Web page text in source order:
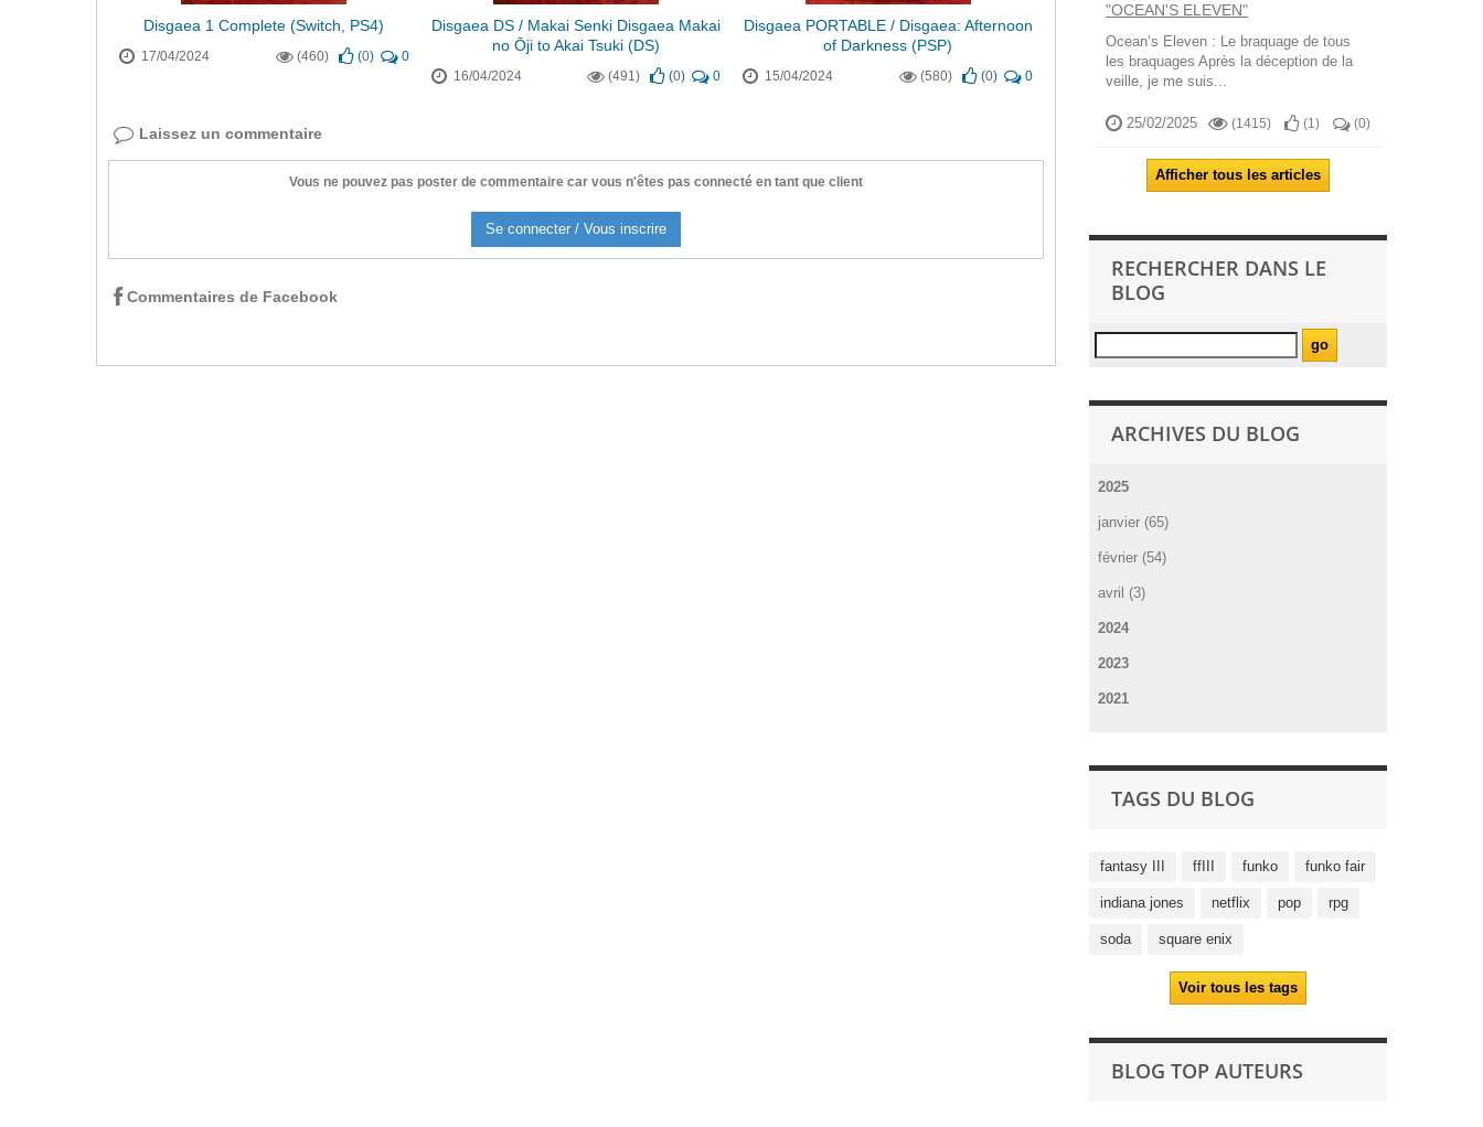
Disgaea 1 Complete (Switch, PS4)
17/04/2024 (460) (0) 0
Disgaea DS / Makai Senki Disgaea Makai
no Ōji to Akai Tsuki (DS)
16/04/2024 (491) (0) 0
Disgaea PORTABLE / Disgaea: Afternoon
of Darkness (PSP)
15/04/2024 (580) (0) 0
Laissez un commentaire
Vous ne pouvez pas poster de commentaire car vous n'êtes pas connecté en tant que client
Se connecter / Vous inscrire
Commentaires de Facebook
"OCEAN'S ELEVEN"
Ocean’s Eleven : Le braquage de tous
les braquages Après la déception de la
veille, je me suis...
25/02/2025 (1415) (1) (0)
Afficher tous les articles
RECHERCHER DANS LE
BLOG
ARCHIVES DU BLOG
2025
janvier (65)
février (54)
avril (3)
2024
2023
2021
TAGS DU BLOG
fantasy III ffIII funko funko fair
indiana jones netflix pop rpg
soda square enix
Voir tous les tags
BLOG TOP AUTEURS